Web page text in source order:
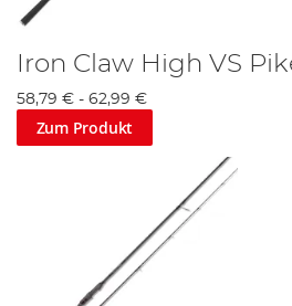
Iron Claw High VS
58,79 € - 62,99 €
Zum Produkt